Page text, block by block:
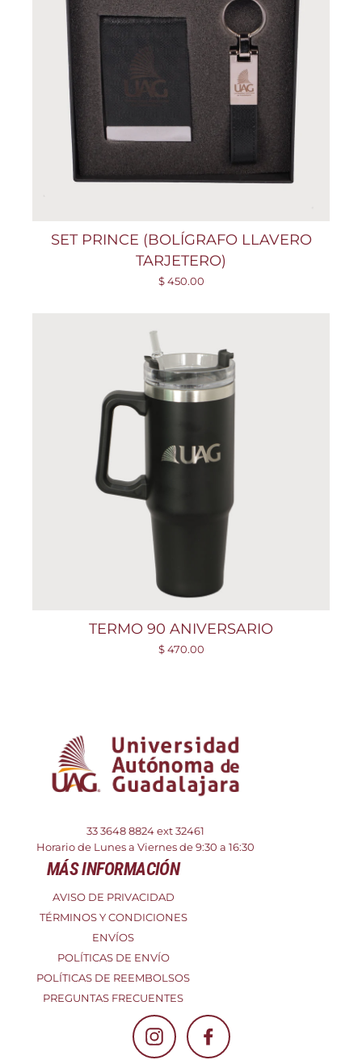
SET PRINCE (BOLÍGRAFO LLAVERO
TARJETERO)
$ 450.00
TERMO 90 ANIVERSARIO
$ 470.00
33 3648 8824 ext 32461
Horario de Lunes a Viernes de 9:30 a 16:30
MÁS INFORMACIÓN
AVISO DE PRIVACIDAD
TÉRMINOS Y CONDICIONES
ENVÍOS
POLÍTICAS DE ENVÍO
POLÍTICAS DE REEMBOLSOS
PREGUNTAS FRECUENTES
Instagram Facebook